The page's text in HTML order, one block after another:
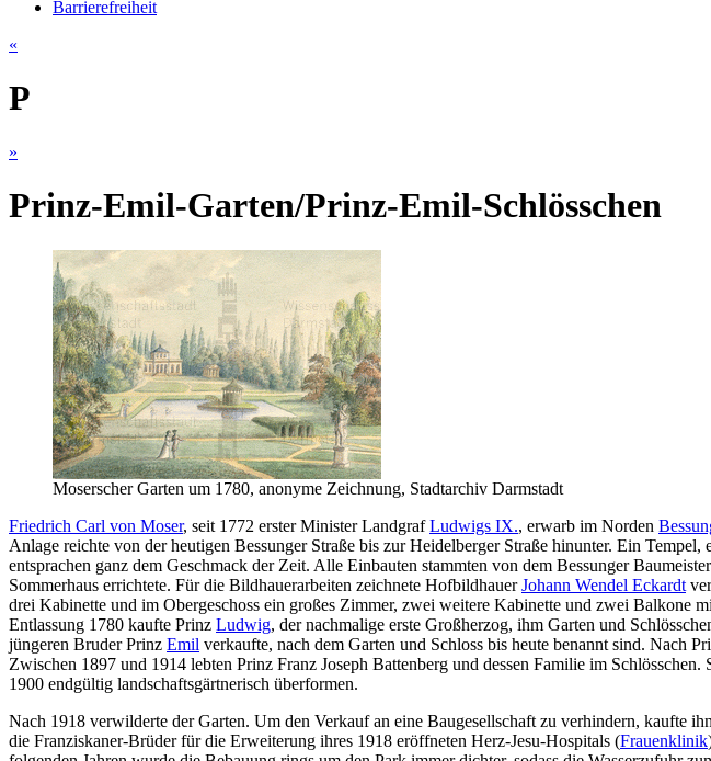
Barrierefreiheit
«
P
»
Prinz-Emil-Garten/Prinz-Emil-Schlösschen
Moserscher Garten um 1780, anonyme Zeichnung, Stadtarchiv Darmstadt
Friedrich Carl von Moser, seit 1772 erster Minister LandgrafLudwigs IX., erwarb im Norden
Anlage reichte von der heutigen Bessunger Straße bis zur Heidelberger Straße hinunter. Ein
entsprachen ganz dem Geschmack der Zeit. Alle Einbauten stammten von dem Bessunger Baumeister
Sommerhaus errichtete. Für die Bildhauerarbeiten zeichnete HofbildhauerJohann Wendel Eckardt
drei Kabinette und im Obergeschoss ein großes Zimmer, zwei weitere Kabinette und zwei Balkone
Entlassung 1780 kaufte Prinz Ludwig, der nachmalige erste Großherzog, ihm Garten und
jüngeren Bruder Prinz Emil verkaufte, nach dem Garten und Schloss bis heute benannt sind. Nach
Zwischen 1897 und 1914 lebten Prinz Franz Joseph Battenberg und dessen Familie im Schlösschen.
1900 endgültig landschaftsgärtnerisch überformen.
Nach 1918 verwilderte der Garten. Um den Verkauf an eine Baugesellschaft zu verhindern, kaufte
die Franziskaner-Brüder für die Erweiterung ihres 1918 eröffneten Herz-Jesu-Hospitals (Frauenklinik